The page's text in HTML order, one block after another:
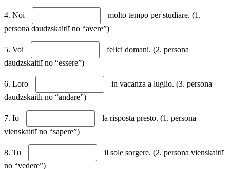
4. Noi
molto tempo per studiare. (1.
persona daudzskaitlī no “avere”)
5. Voi
felici domani. (2. persona
daudzskaitlī no “essere”)
6. Loro
in vacanza a luglio. (3. persona
daudzskaitlī no “andare”)
7. Io
la risposta presto. (1. persona
vienskaitlī no “sapere”)
8. Tu
il sole sorgere. (2. persona vienskaitlī
no “vedere”)